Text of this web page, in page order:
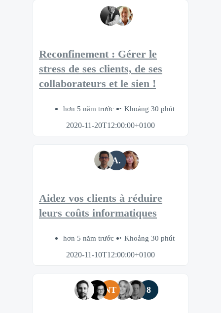
Reconfinement : Gérer le
stress de ses clients, de ses
collaborateurs et le sien !
hơn 5 năm trước
Khoảng 30 phút
2020-11-20T12:00:00+0100
A.
Aidez vos clients à réduire
leurs coûts informatiques
hơn 5 năm trước
Khoảng 30 phút
2020-11-10T12:00:00+0100
NT 8